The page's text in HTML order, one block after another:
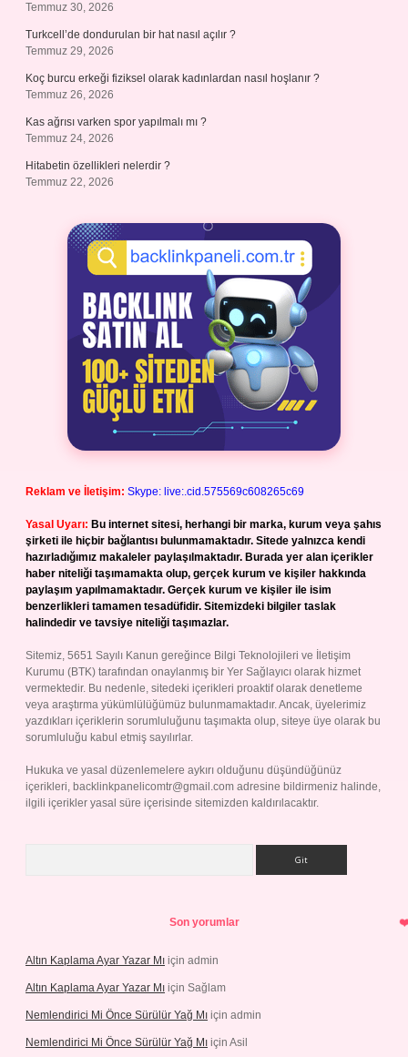
Temmuz 30, 2026
Turkcell’de dondurulan bir hat nasıl açılır ?
Temmuz 29, 2026
Koç burcu erkeği fiziksel olarak kadınlardan nasıl hoşlanır ?
Temmuz 26, 2026
Kas ağrısı varken spor yapılmalı mı ?
Temmuz 24, 2026
Hitabetin özellikleri nelerdir ?
Temmuz 22, 2026
Reklam ve İletişim: Skype: live:.cid.575569c608265c69
Yasal Uyarı: Bu internet sitesi, herhangi bir marka, kurum veya şahıs
şirketi ile hiçbir bağlantısı bulunmamaktadır. Sitede yalnızca kendi
hazırladığımız makaleler paylaşılmaktadır. Burada yer alan içerikler
haber niteliği taşımamakta olup, gerçek kurum ve kişiler hakkında
paylaşım yapılmamaktadır. Gerçek kurum ve kişiler ile isim
benzerlikleri tamamen tesadüfidir. Sitemizdeki bilgiler taslak
halindedir ve tavsiye niteliği taşımazlar.
Sitemiz, 5651 Sayılı Kanun gereğince Bilgi Teknolojileri ve İletişim
Kurumu (BTK) tarafından onaylanmış bir Yer Sağlayıcı olarak hizmet
vermektedir. Bu nedenle, sitedeki içerikleri proaktif olarak denetleme
veya araştırma yükümlülüğümüz bulunmamaktadır. Ancak, üyelerimiz
yazdıkları içeriklerin sorumluluğunu taşımakta olup, siteye üye olarak bu
sorumluluğu kabul etmiş sayılırlar.
Hukuka ve yasal düzenlemelere aykırı olduğunu düşündüğünüz
içerikleri, backlinkpanelicomtr@gmail.com adresine bildirmeniz halinde,
ilgili içerikler yasal süre içerisinde sitemizden kaldırılacaktır.
Son yorumlar
Altın Kaplama Ayar Yazar Mı için admin
Altın Kaplama Ayar Yazar Mı için Sağlam
Nemlendirici Mi Önce Sürülür Yağ Mı için admin
Nemlendirici Mi Önce Sürülür Yağ Mı için Asil